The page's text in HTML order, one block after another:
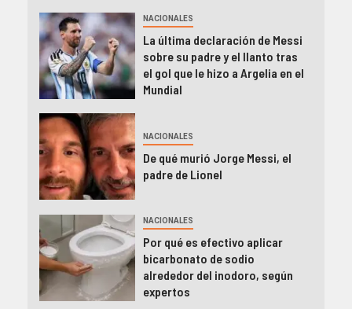
NACIONALES
La última declaración de Messi
sobre su padre y el llanto tras
el gol que le hizo a Argelia en el
Mundial
NACIONALES
De qué murió Jorge Messi, el
padre de Lionel
NACIONALES
Por qué es efectivo aplicar
bicarbonato de sodio
alrededor del inodoro, según
expertos